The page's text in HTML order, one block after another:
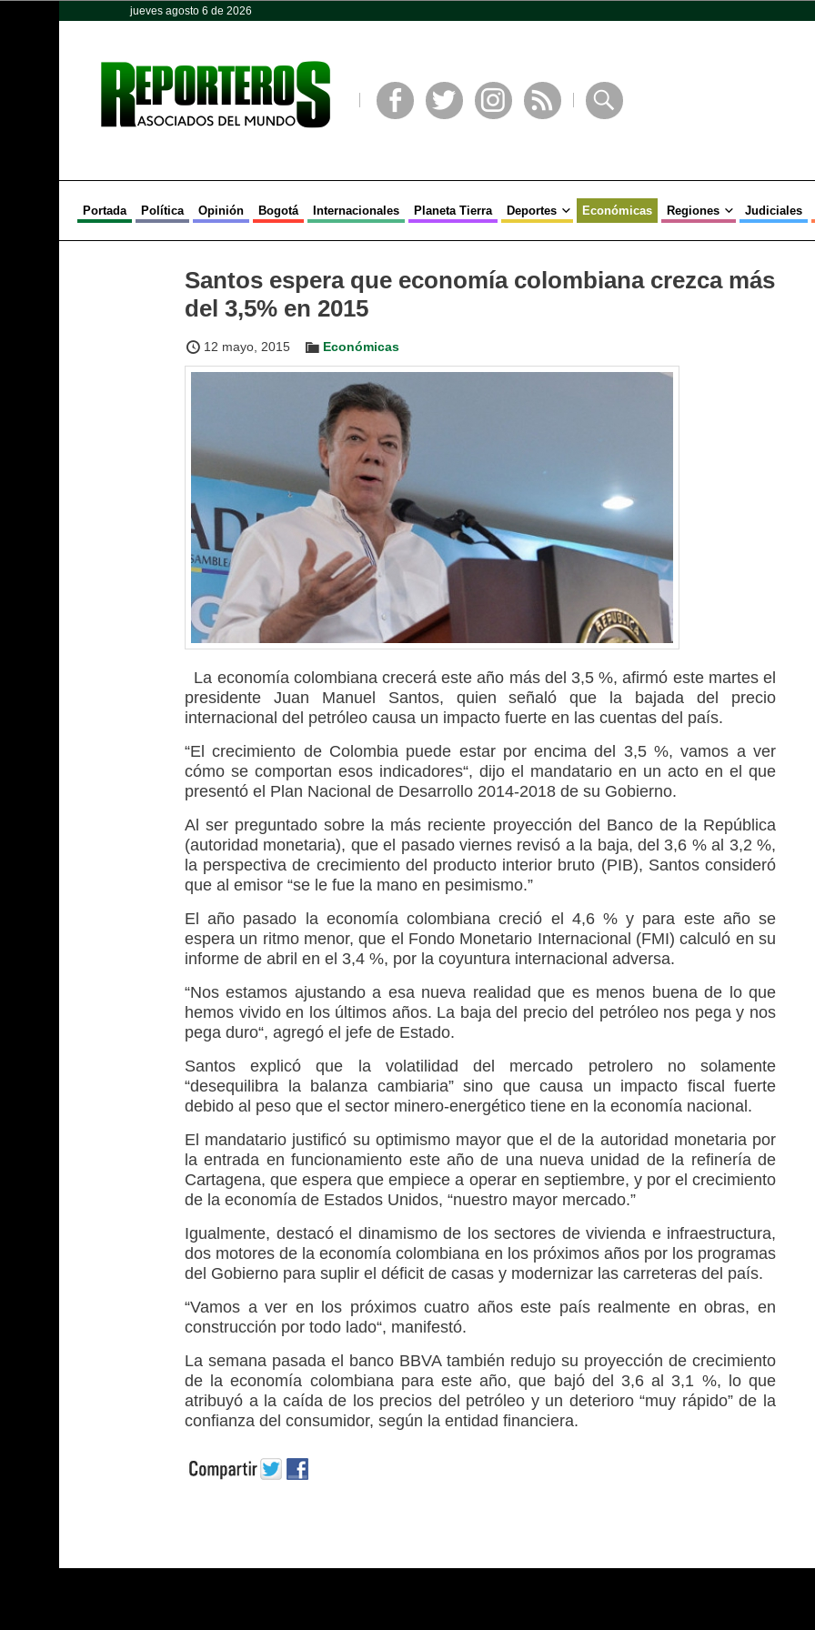
jueves agosto 6 de 2026
Portada Política Opinión Bogotá Internacionales Planeta Tierra Deportes Económicas Regiones Judiciales
Santos espera que economía colombiana crezca más
del 3,5% en 2015
12 mayo, 2015 Económicas
La economía colombiana crecerá este año más del 3,5 %, afirmó este martes el
presidente Juan Manuel Santos, quien señaló que la bajada del precio
internacional del petróleo causa un impacto fuerte en las cuentas del país.
“El crecimiento de Colombia puede estar por encima del 3,5 %, vamos a ver
cómo se comportan esos indicadores“, dijo el mandatario en un acto en el que
presentó el Plan Nacional de Desarrollo 2014-2018 de su Gobierno.
Al ser preguntado sobre la más reciente proyección del Banco de la República
(autoridad monetaria), que el pasado viernes revisó a la baja, del 3,6 % al 3,2 %,
la perspectiva de crecimiento del producto interior bruto (PIB), Santos consideró
que al emisor “se le fue la mano en pesimismo.”
El año pasado la economía colombiana creció el 4,6 % y para este año se
espera un ritmo menor, que el Fondo Monetario Internacional (FMI) calculó en su
informe de abril en el 3,4 %, por la coyuntura internacional adversa.
“Nos estamos ajustando a esa nueva realidad que es menos buena de lo que
hemos vivido en los últimos años. La baja del precio del petróleo nos pega y nos
pega duro“, agregó el jefe de Estado.
Santos explicó que la volatilidad del mercado petrolero no solamente
“desequilibra la balanza cambiaria” sino que causa un impacto fiscal fuerte
debido al peso que el sector minero-energético tiene en la economía nacional.
El mandatario justificó su optimismo mayor que el de la autoridad monetaria por
la entrada en funcionamiento este año de una nueva unidad de la refinería de
Cartagena, que espera que empiece a operar en septiembre, y por el crecimiento
de la economía de Estados Unidos, “nuestro mayor mercado.”
Igualmente, destacó el dinamismo de los sectores de vivienda e infraestructura,
dos motores de la economía colombiana en los próximos años por los programas
del Gobierno para suplir el déficit de casas y modernizar las carreteras del país.
“Vamos a ver en los próximos cuatro años este país realmente en obras, en
construcción por todo lado“, manifestó.
La semana pasada el banco BBVA también redujo su proyección de crecimiento
de la economía colombiana para este año, que bajó del 3,6 al 3,1 %, lo que
atribuyó a la caída de los precios del petróleo y un deterioro “muy rápido” de la
confianza del consumidor, según la entidad financiera.
Opinión Política